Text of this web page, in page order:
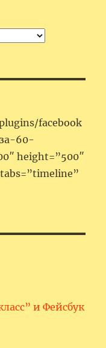
facebook
60-
height=”500″
и Фейсбук